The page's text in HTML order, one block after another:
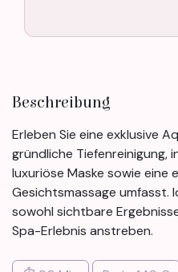
Beschreibung
Erleben Sie eine exklusive
gründliche Tiefenreinigung,
luxuriöse Maske sowie eine
Gesichtsmassage umfasst.
sowohl sichtbare
Spa-Erlebnis anstreben.